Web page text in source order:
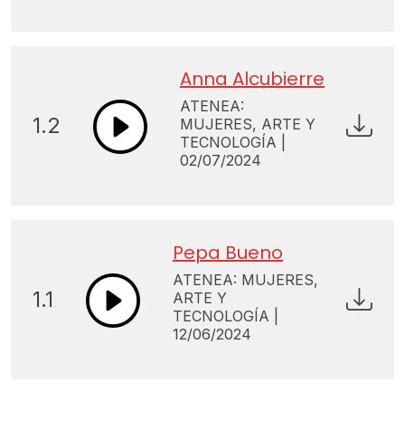
1.2
Anna Alcubierre
ATENEA:
MUJERES, ARTE Y
TECNOLOGÍA |
02/07/2024
1.1
Pepa Bueno
ATENEA: MUJERES,
ARTE Y
TECNOLOGÍA |
12/06/2024